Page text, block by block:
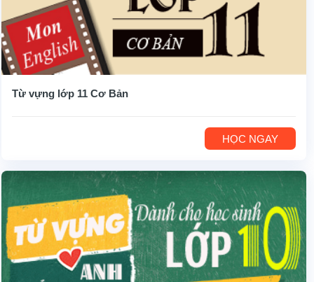
Từ vựng lớp 11 Cơ Bản
HỌC NGAY